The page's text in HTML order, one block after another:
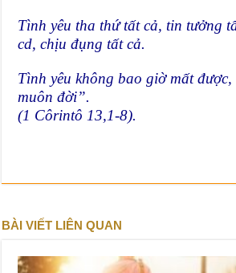
Tình yêu tha thứ tất cả, tin tưởng
cd, chịu đụng tất cả.
Tình yêu không bao giờ mất
muôn đời”.
(1 Côrintô 13,1-8).
BÀI VIẾT LIÊN QUAN